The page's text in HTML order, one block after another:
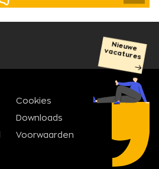
Nieuwe
vacatures
Cookies
Downloads
Voorwaarden